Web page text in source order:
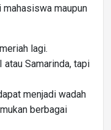
maupun
lagi.
atau Samarinda, tapi
menjadi wadah
berbagai